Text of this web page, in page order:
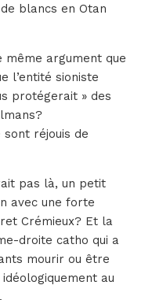
blancs en Otan
même argument que
l’entité sioniste
protégerait » des
sont réjouis de
pas là, un petit
avec une forte
Crémieux? Et la
droite catho qui a
mourir ou être
au